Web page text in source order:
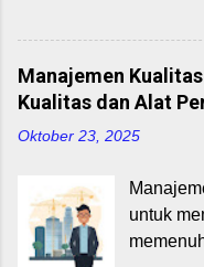
relevan,
pasar
Model
dan
ekonomi
Artikel
ruang
dengan
dasar-
pasar
Manajemen
Kualitas dan Alat
Oktober 23, 2025
untuk